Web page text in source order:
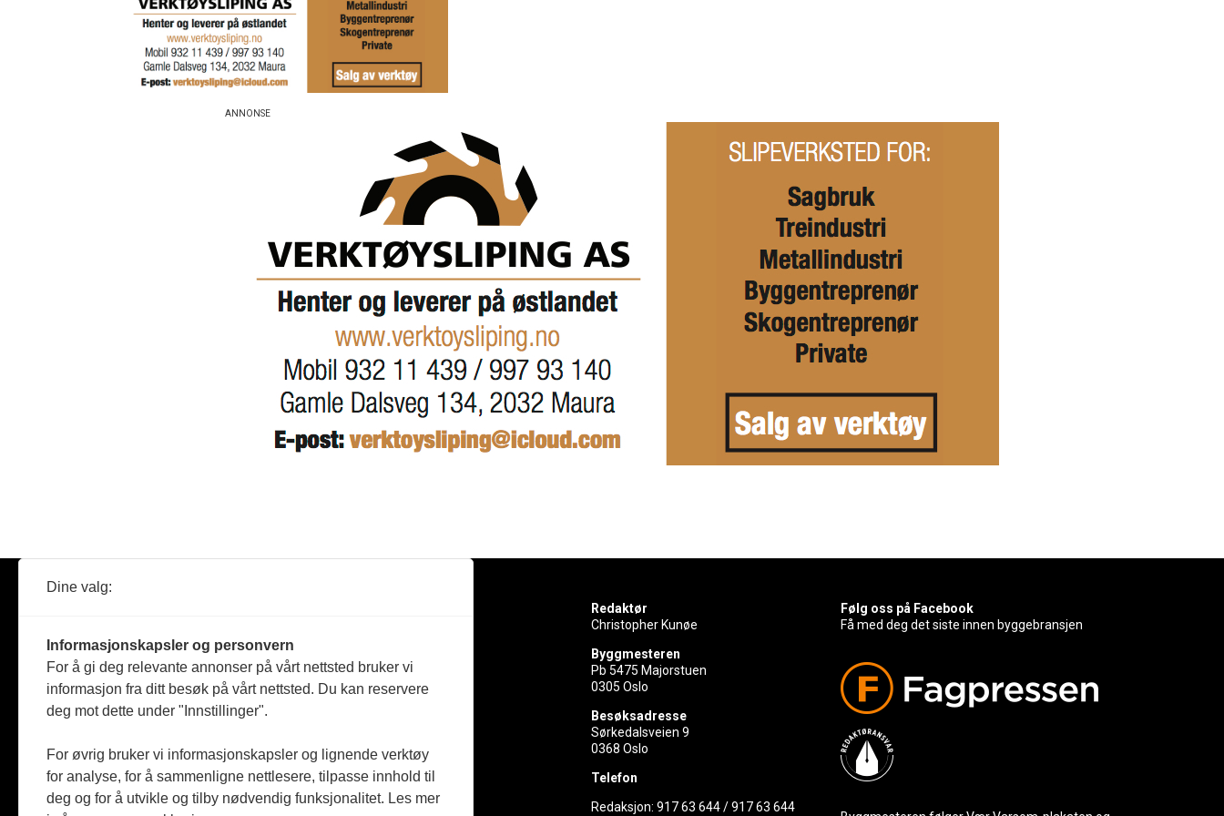
Reportasje
Produkter
Jobbmarked
Redaktør
Christopher Kunøe
Byggmesteren
Pb 5475 Majorstuen
0305 Oslo
Besøksadresse
Sørkedalsveien 9
0368 Oslo
Telefon
Redaksjon:917 63 644/917 63 644
Følg oss på Facebook
Få med deg det siste innen byggebransjen
Dine valg:
Informasjonskapsler og personvern
For å gi deg relevante annonser på vårt nettsted bruker vi
informasjon fra ditt besøk på vårt nettsted. Du kan reservere
deg mot dette under "Innstillinger".
For øvrig bruker vi informasjonskapsler og lignende verktøy
for analyse, for å sammenligne nettlesere, tilpasse innhold til
deg og for å utvikle og tilby nødvendig funksjonalitet. Les mer